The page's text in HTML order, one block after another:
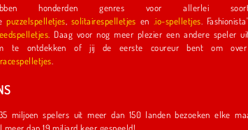
honderden genres voor allerlei
puzzelspelletjes solitairespelletjes en .io-spelletjes
. Daag voor nog meer plezier een andere speler uit in een van onze spelletjes voor twee
of jij de eerste coureur bent om over de eindstreep te komen in onze
racespelletjes
spelers uit meer dan 150 landen bezoeken elke maand onze website. Sinds 2014 zijn